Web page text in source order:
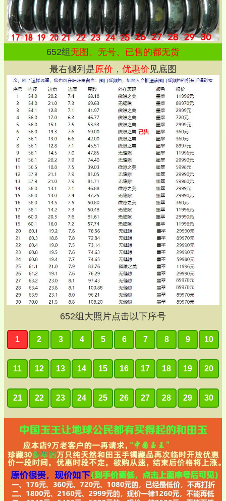
652组 无图、无号、已售的都无货
最右侧列是原价，优惠价 见底图
652组大照片点击以下序号
1 2 3 4 5 6 7 8 9 10
11 12 13 14 15 16 17 18 19 20
21 22 23 24 25 26 27 28 29 30